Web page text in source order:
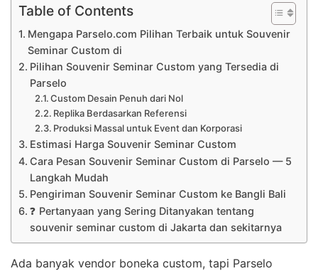
Table of Contents
Mengapa Parselo.com Pilihan Terbaik untuk Souvenir
Seminar Custom di
Pilihan Souvenir Seminar Custom yang Tersedia di
Parselo
Custom Desain Penuh dari Nol
Replika Berdasarkan Referensi
Produksi Massal untuk Event dan Korporasi
Estimasi Harga Souvenir Seminar Custom
Cara Pesan Souvenir Seminar Custom di Parselo — 5
Langkah Mudah
Pengiriman Souvenir Seminar Custom ke Bangli Bali
❓ Pertanyaan yang Sering Ditanyakan tentang
souvenir seminar custom di Jakarta dan sekitarnya
Ada banyak vendor boneka custom, tapi Parselo